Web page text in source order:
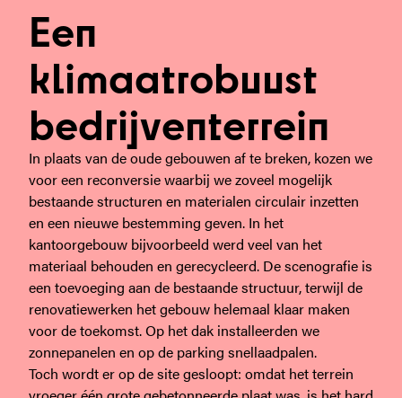
Een
klimaatrobuust
bedrijventerrein
In plaats van de oude gebouwen af te breken, kozen we
voor een reconversie waarbij we zoveel mogelijk
bestaande structuren en materialen circulair inzetten
en een nieuwe bestemming geven. In het
kantoorgebouw bijvoorbeeld werd veel van het
materiaal behouden en gerecycleerd. De scenografie is
een toevoeging aan de bestaande structuur, terwijl de
renovatiewerken het gebouw helemaal klaar maken
voor de toekomst. Op het dak installeerden we
zonnepanelen en op de parking snellaadpalen.
Toch wordt er op de site gesloopt: omdat het terrein